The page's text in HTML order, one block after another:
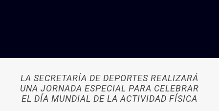
LA SECRETARÍA DE DEPORTES REALIZARÁ
UNA JORNADA ESPECIAL PARA CELEBRAR
EL DÍA MUNDIAL DE LA ACTIVIDAD FÍSICA